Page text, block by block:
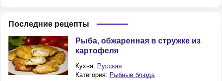
Последние рецепты
Рыба, обжаренная в стружке из
картофеля
Кухня: Русская
Категория: Рыбные блюда